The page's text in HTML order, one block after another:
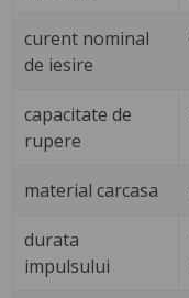
curent nominal
de iesire
capacitate de
rupere
material carcasa
durata
impulsului